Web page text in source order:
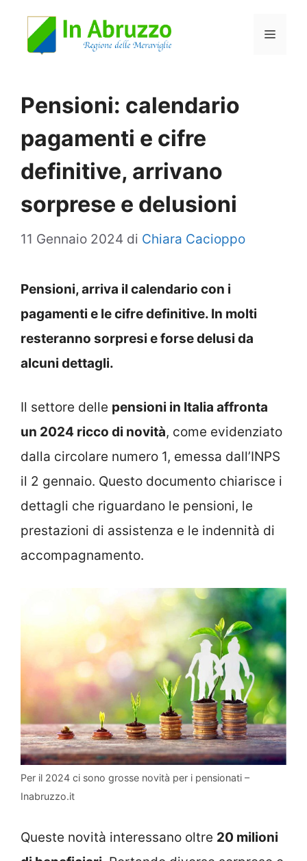
Menu
Pensioni: calendario
pagamenti e cifre
definitive, arrivano
sorprese e delusioni
11 Gennaio 2024 di Chiara Cacioppo
Pensioni, arriva il calendario con i
pagamenti e le cifre definitive. In molti
resteranno sorpresi e forse delusi da
alcuni dettagli.
Il settore delle pensioni in Italia affronta
un 2024 ricco di novità, come evidenziato
dalla circolare numero 1, emessa dall’INPS
il 2 gennaio. Questo documento chiarisce i
dettagli che riguardano le pensioni, le
prestazioni di assistenza e le indennità di
accompagnamento.
Per il 2024 ci sono grosse novità per i pensionati –
Inabruzzo.it
Queste novità interessano oltre 20 milioni